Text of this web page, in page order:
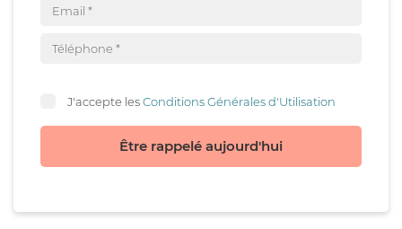
J'accepte lesConditions Générales d'Utilisation
Être rappelé aujourd'hui